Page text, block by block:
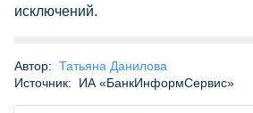
исключений.
Автор: Татьяна Данилова
Источник:
ИА «БанкИнформСервис»